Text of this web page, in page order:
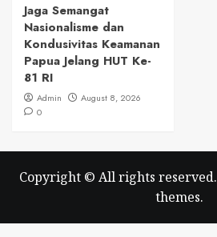
Jaga Semangat
Nasionalisme dan
Kondusivitas Keamanan
Papua Jelang HUT Ke-
81 RI
Admin
August 8, 2026
0
Copyright © All rights reserved.
themes.